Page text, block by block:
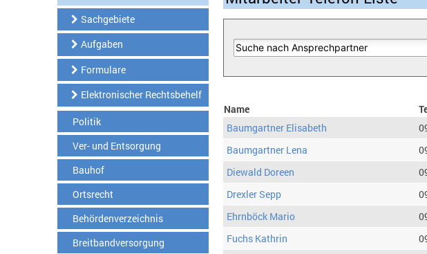
Sachgebiete
Aufgaben
Formulare
Elektronischer Rechtsbehelf
Politik
Ver- und Entsorgung
Bauhof
Ortsrecht
Behördenverzeichnis
Breitbandversorgung
Name
Baumgartner Elisabeth
Baumgartner Lena
Diewald Doreen
Drexler Sepp
Ehrnböck Mario
Fuchs Kathrin